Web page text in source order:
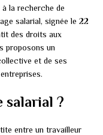
la recherche de
salarial, signée le 22
des droits aux
proposons un
et de ses
salarial ?
entre un travailleur